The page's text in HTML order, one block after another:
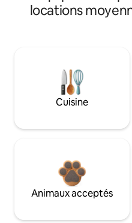
locations
Cuisine
Animaux acceptés